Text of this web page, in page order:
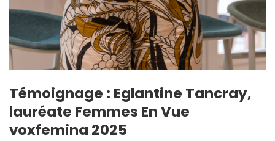
Témoignage : Eglantine Tancray,
lauréate Femmes En Vue
voxfemina 2025